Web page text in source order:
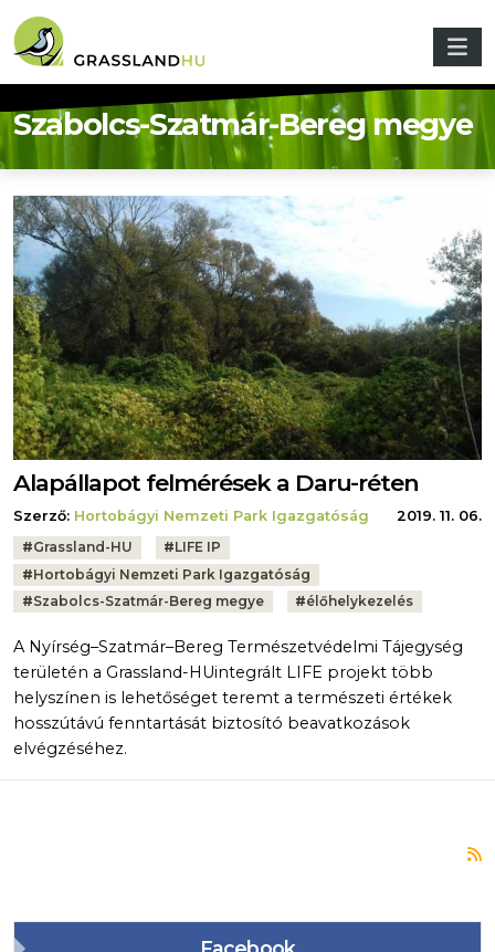
Szabolcs-Szatmár-Bereg megye
Alapállapot felmérések a Daru-réten
Szerző: Hortobágyi Nemzeti Park Igazgatóság
2019. 11. 06.
Tags:
#Grassland-HU #LIFE IP
#Hortobágyi Nemzeti Park Igazgatóság
#Szabolcs-Szatmár-Bereg megye #élőhelykezelés
A Nyírség–Szatmár–Bereg Természetvédelmi Tájegység
területén a Grassland-HUintegrált LIFE projekt több
helyszínen is lehetőséget teremt a természeti értékek
hosszútávú fenntartását biztosító beavatkozások
elvégzéséhez.